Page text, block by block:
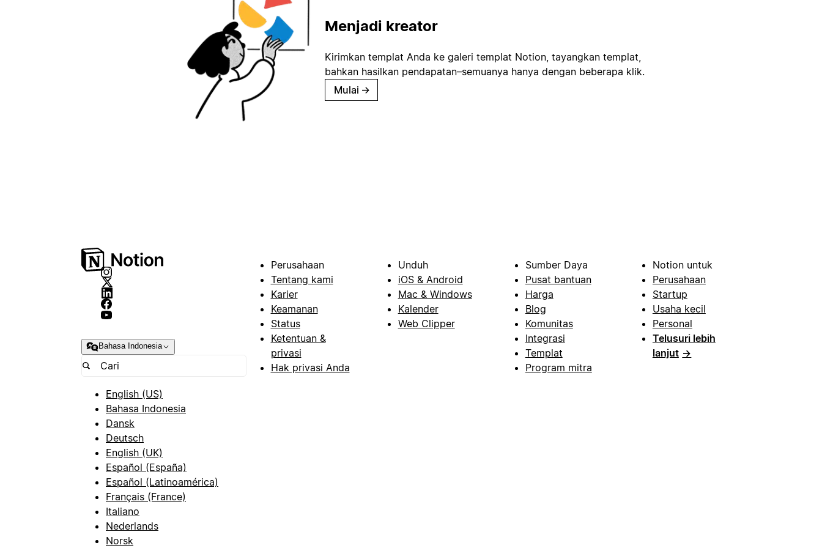
Menjadi kreator
Kirimkan templat Anda ke galeri templat Notion, tayangkan templat,
bahkan hasilkan pendapatan–semuanya hanya dengan beberapa klik.
Mulai →
Bahasa Indonesia
English (US)
Bahasa Indonesia
Dansk
Deutsch
English (UK)
Español (España)
Español (Latinoamérica)
Français (France)
Italiano
Nederlands
Norsk
Perusahaan
Tentang kami
Karier
Keamanan
Status
Ketentuan &
privasi
Hak privasi Anda
Unduh
iOS & Android
Mac & Windows
Kalender
Web Clipper
Sumber Daya
Pusat bantuan
Harga
Blog
Komunitas
Integrasi
Templat
Program mitra
Notion untuk
Perusahaan
Startup
Usaha kecil
Personal
Telusuri lebih
lanjut →